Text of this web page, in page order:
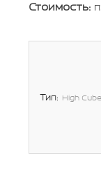
Стоимость:
Тип: High Cube